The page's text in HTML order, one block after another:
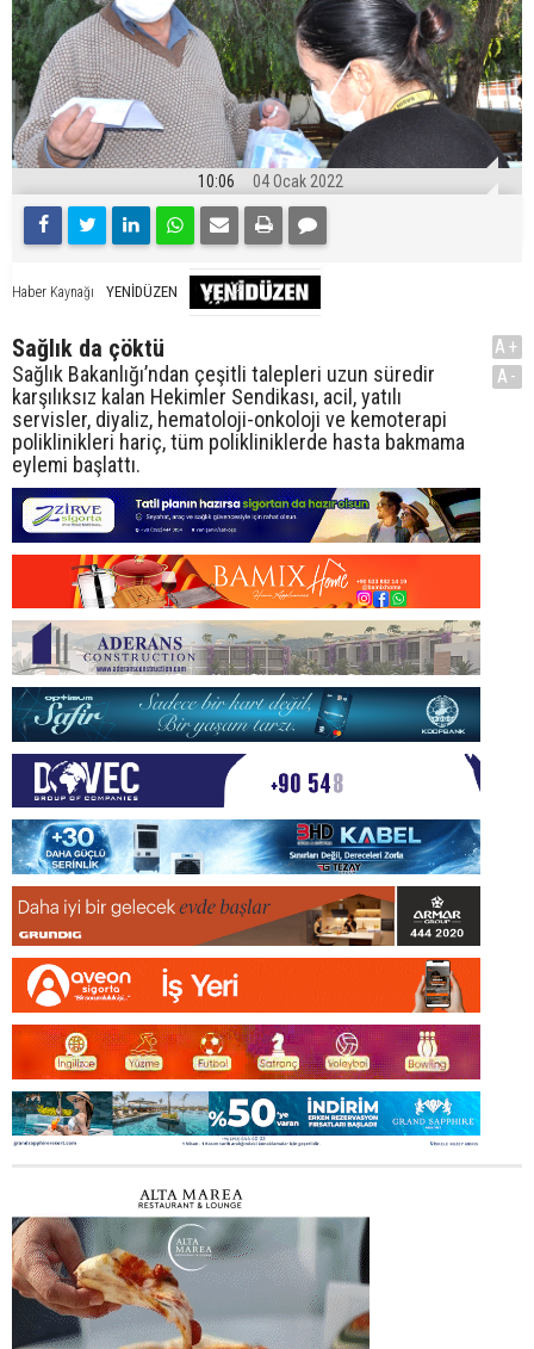
10:06 04 Ocak 2022
Haber Kaynağı YENİDÜZEN
Sağlık da çöktü
Sağlık Bakanlığı’ndan çeşitli talepleri uzun süredir
karşılıksız kalan Hekimler Sendikası, acil, yatılı
servisler, diyaliz, hematoloji-onkoloji ve kemoterapi
poliklinikleri hariç, tüm polikliniklerde hasta bakmama
eylemi başlattı.
A+
A-